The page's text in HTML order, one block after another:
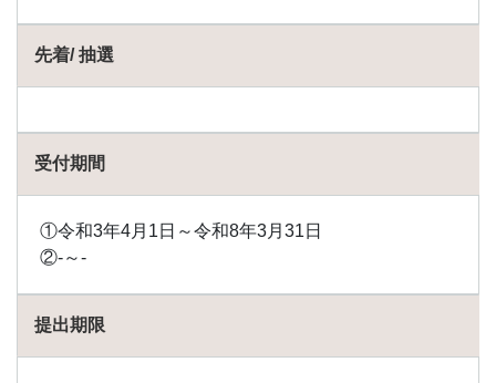
先着/ 抽選
受付期間
①令和3年4月1日～令和8年3月31日
②-～-
提出期限